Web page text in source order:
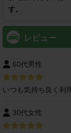
す。
レビュー
60代男性
いつも気持ち良く利
30代女性